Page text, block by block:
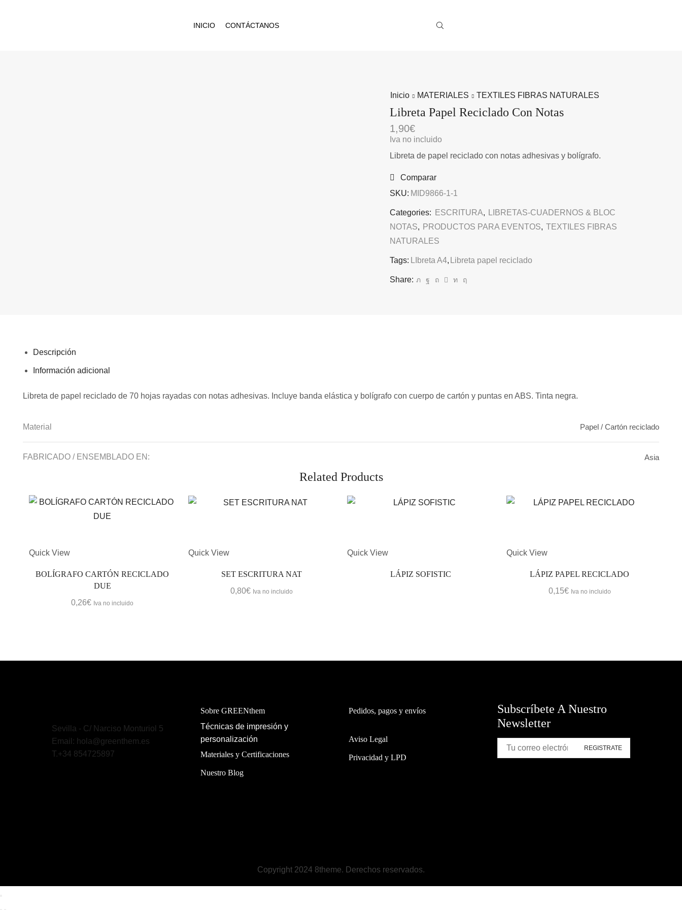
INICIO CONTÁCTANOS
Inicio MATERIALES TEXTILES FIBRAS NATURALES
Libreta Papel Reciclado Con Notas
1,90€
Iva no incluido
Libreta de papel reciclado con notas adhesivas y bolígrafo.
Comparar
SKU: MID9866-1-1
Categories: ESCRITURA, LIBRETAS-CUADERNOS & BLOC
NOTAS, PRODUCTOS PARA EVENTOS, TEXTILES FIBRAS
NATURALES
Tags: LIbreta A4, Libreta papel reciclado
Share:
Descripción
Información adicional
Libreta de papel reciclado de 70 hojas rayadas con notas adhesivas. Incluye banda elástica y bolígrafo con cuerpo de cartón y puntas en ABS. Tinta negra.
Material Papel / Cartón reciclado
FABRICADO / ENSEMBLADO EN: Asia
Related Products
Quick View
BOLÍGRAFO CARTÓN RECICLADO
DUE
0,26€ Iva no incluido
Quick View
SET ESCRITURA NAT
0,80€ Iva no incluido
Quick View
LÁPIZ SOFISTIC
Quick View
LÁPIZ PAPEL RECICLADO
0,15€ Iva no incluido
Sevilla - C/ Narciso Monturiol 5
Email: hola@greenthem.es
T.+34 854725897
Sobre GREENthem
Técnicas de impresión y
personalización
Materiales y Certificaciones
Nuestro Blog
Pedidos, pagos y envíos
Aviso Legal
Privacidad y LPD
Subscríbete A Nuestro
Newsletter
Copyright 2024 8theme. Derechos reservados.